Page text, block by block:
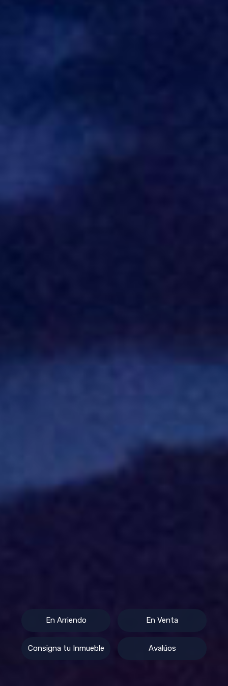
En Arriendo En Venta
Consigna tu Inmueble Avalúos